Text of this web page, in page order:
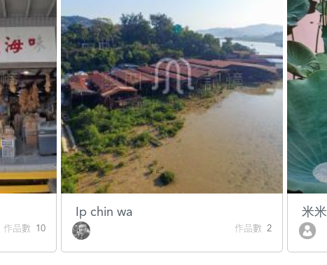
作品數 10
Ip chin wa
作品數 2
米米